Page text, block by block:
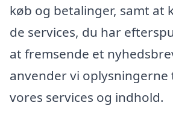
køb og betalinger, samt at
de services, du har
at fremsende et
anvender vi
vores services og indhold.